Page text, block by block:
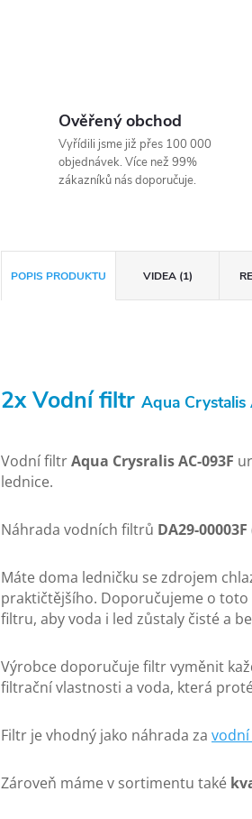
Ověřený obchod
Vyřídili jsme již přes 100 000
objednávek. Více než 99%
zákazníků nás doporučuje.
POPIS PRODUKTU VIDEA (1)
2x Vodní filtr Aqua
Vodní filtrAqua Crysralis AC-093F
lednice.
Náhrada vodních filtrů DA29-
Máte doma ledničku se zdrojem
praktičtějšího. Doporučujeme o
filtru, aby voda i led zůstaly čisté a
Výrobce doporučuje filtr vyměnit
filtrační vlastnosti a voda, která
Filtr je vhodný jako náhrada za vodní
Zároveň máme v sortimentu také